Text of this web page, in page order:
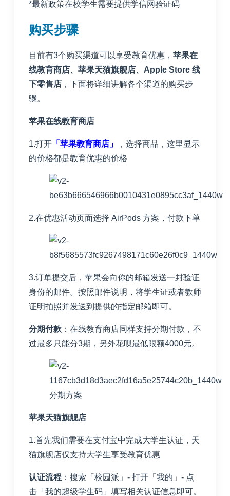
*最新政策在校学生需要提供学信网验证码
购买步骤
目前有3个购买渠道可以享受教育优惠， 苹果在
线教育商店、苹果天猫旗舰店、Apple Store 线
下零售店 ，下面将详细讲解各个渠道的购买步
骤。
苹果在线教育商店
1.打开 「 苹果教育商店 」
，选择商品，这里显示
的价格都是教育优惠的价格
2.在优惠活动页面选择 AirPods 方案，付款下单
3.订单提交后，苹果会向你的邮箱发送一封验证
身份的邮件。按照邮件说明，将学生证或者教师
证明拍照并发送到提供的指定邮箱即可。
分期付款 ：在线教育商店同样支持分期付款，不
过最多只能分3期，另外花呗最低限额4000元。
分期方案
苹果天猫旗舰店
1.首先我们需要在支付宝中完成大学生认证，天
猫旗舰店仅支持大学生享受教育优惠
认证流程 ：搜索「校园派」- 打开「我的」- 点
击「我的超级学生码」填写相关认证信息即可。